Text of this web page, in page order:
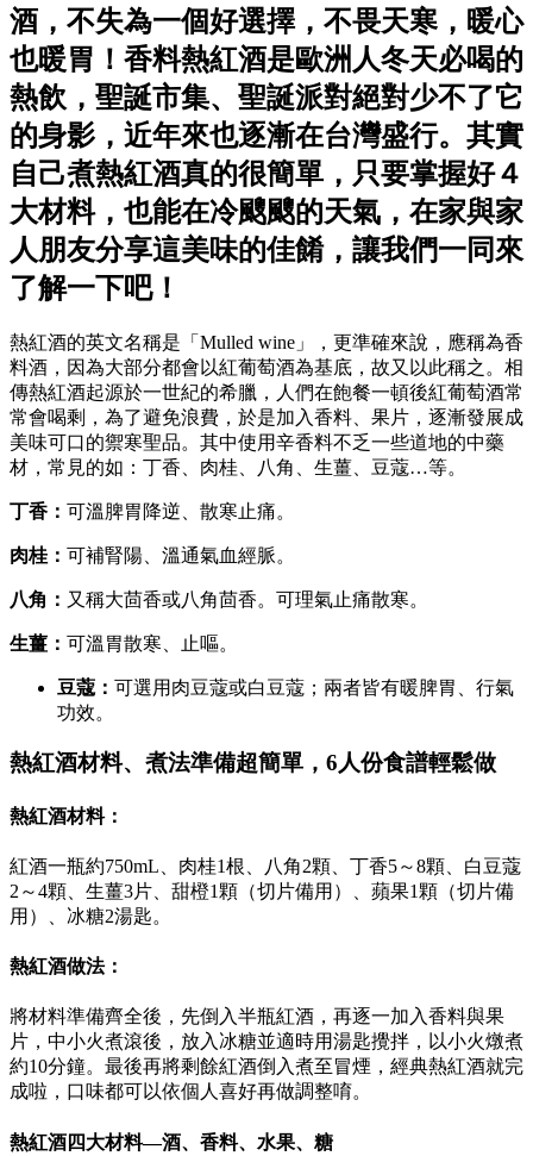
酒，不失為一個好選擇，不畏天寒，暖心
也暖胃！香料熱紅酒是歐洲人冬天必喝的
熱飲，聖誕市集、聖誕派對絕對少不了它
的身影，近年來也逐漸在台灣盛行。其實
自己煮熱紅酒真的很簡單，只要掌握好４
大材料，也能在冷颼颼的天氣，在家與家
人朋友分享這美味的佳餚，讓我們一同來
了解一下吧！
熱紅酒的英文名稱是「Mulled wine」，更準確來說，應稱為香
料酒，因為大部分都會以紅葡萄酒為基底，故又以此稱之。相
傳熱紅酒起源於一世紀的希臘，人們在飽餐一頓後紅葡萄酒常
常會喝剩，為了避免浪費，於是加入香料、果片，逐漸發展成
美味可口的禦寒聖品。其中使用辛香料不乏一些道地的中藥
材，常見的如：丁香、肉桂、八角、生薑、豆蔻…等。
丁香： 可溫脾胃降逆、散寒止痛。
肉桂： 可補腎陽、溫通氣血經脈。
八角： 又稱大茴香或八角茴香。可理氣止痛散寒。
生薑： 可溫胃散寒、止嘔。
豆蔻： 可選用肉豆蔻或白豆蔻；兩者皆有暖脾胃、行氣
功效。
熱紅酒材料、煮法準備超簡單，6人份食譜輕鬆做
熱紅酒材料：
紅酒一瓶約750mL、肉桂1根、八角2顆、丁香5～8顆、白豆蔻
2～4顆、生薑3片、甜橙1顆（切片備用）、蘋果1顆（切片備
用）、冰糖2湯匙。
熱紅酒做法：
將材料準備齊全後，先倒入半瓶紅酒，再逐一加入香料與果
片，中小火煮滾後，放入冰糖並適時用湯匙攪拌，以小火燉煮
約10分鐘。最後再將剩餘紅酒倒入煮至冒煙，經典熱紅酒就完
成啦，口味都可以依個人喜好再做調整唷。
熱紅酒四大材料—酒、香料、水果、糖